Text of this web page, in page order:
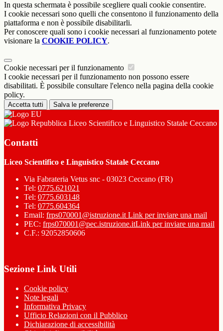
In questa schermata è possibile scegliere quali cookie consentire.
I cookie necessari sono quelli che consentono il funzionamento della
piattaforma e non è possibile disabilitarli.
Per conoscere quali sono i cookie necessari al funzionamento potete
visionare la COOKIE POLICY.
Cookie necessari per il funzionamento
I cookie necessari per il funzionamento non possono essere
disabilitati. È possibile consultare l'elenco nella pagina della cookie
policy.
Accetta tutti Salva le preferenze
Liceo Scientifico e Linguistico Statale Ceccano
Contatti
Liceo Scientifico e Linguistico Statale Ceccano
Via Fabrateria Vetus snc - 03023 Ceccano (FR)
Tel: 0775.621021
Tel: 0775.603148
Tel: 0775.604364
Email: frps070001@istruzione.it Link per inviare una mail
PEC: frps070001@pec.istruzione.itLink per inviare una mail
C.F.: 92052850606
Sezione Link Utili
Cookie policy
Note legali
Informativa Privacy
Ufficio Relazioni con il Pubblico
Dichiarazione di accessibilità